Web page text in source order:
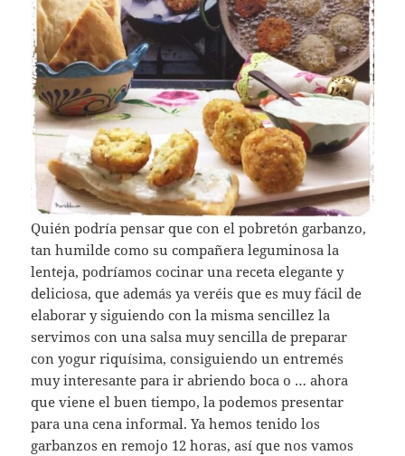
Quién podría pensar que con el pobretón garbanzo,
tan humilde como su compañera leguminosa la
lenteja, podríamos cocinar una receta elegante y
deliciosa, que además ya veréis que es muy fácil de
elaborar y siguiendo con la misma sencillez la
servimos con una salsa muy sencilla de preparar
con yogur riquísima, consiguiendo un entremés
muy interesante para ir abriendo boca o … ahora
que viene el buen tiempo, la podemos presentar
para una cena informal. Ya hemos tenido los
garbanzos en remojo 12 horas, así que nos vamos